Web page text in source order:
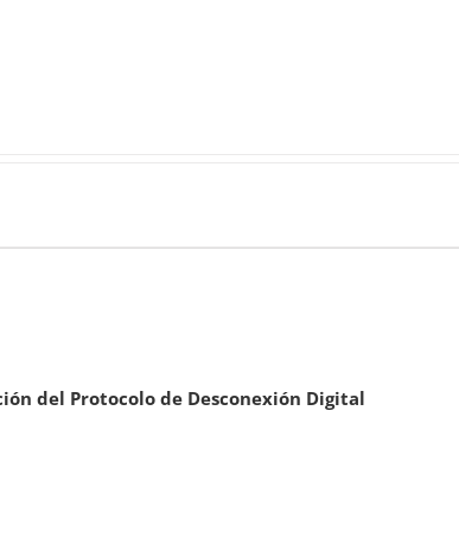
del Protocolo de Desconexión Digital